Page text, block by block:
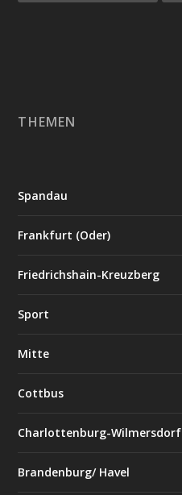
THEMEN
Spandau
Frankfurt (Oder)
Friedrichshain-Kreuzberg
Sport
Mitte
Cottbus
Charlottenburg-Wilmersdorf
Brandenburg/ Havel